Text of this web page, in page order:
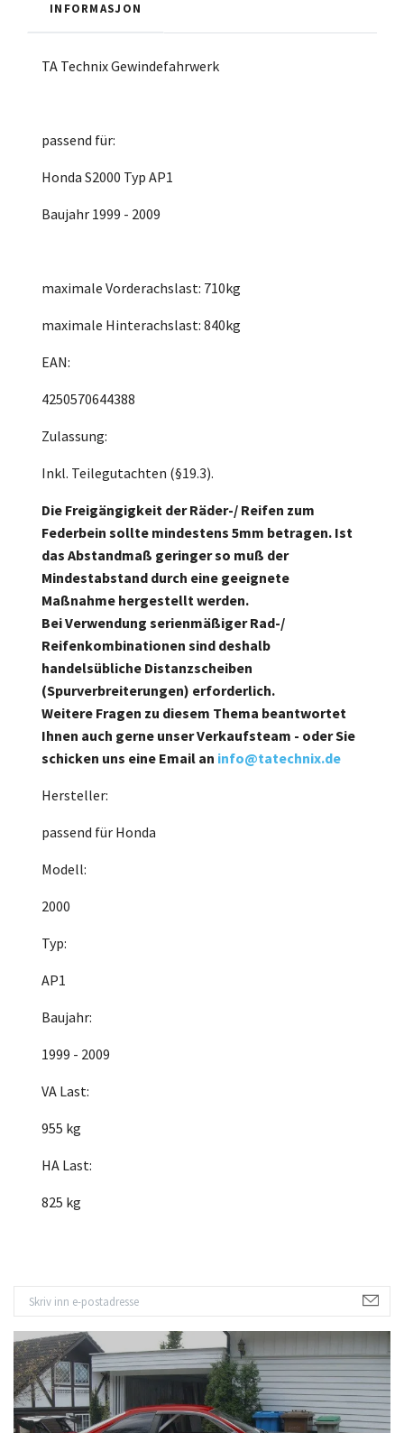
INFORMASJON
TA Technix Gewindefahrwerk
passend für:
Honda S2000 Typ AP1
Baujahr 1999 - 2009
maximale Vorderachslast: 710kg
maximale Hinterachslast: 840kg
EAN:
4250570644388
Zulassung:
Inkl. Teilegutachten (§19.3).
Die Freigängigkeit der Räder-/ Reifen zum
Federbein sollte mindestens 5mm betragen. Ist
das Abstandmaß geringer so muß der
Mindestabstand durch eine geeignete
Maßnahme hergestellt werden.
Bei Verwendung serienmäßiger Rad-/
Reifenkombinationen sind deshalb
handelsübliche Distanzscheiben
(Spurverbreiterungen) erforderlich.
Weitere Fragen zu diesem Thema beantwortet
Ihnen auch gerne unser Verkaufsteam - oder Sie
schicken uns eine Email an info@tatechnix.de
Hersteller:
passend für Honda
Modell:
2000
Typ:
AP1
Baujahr:
1999 - 2009
VA Last:
955 kg
HA Last:
825 kg